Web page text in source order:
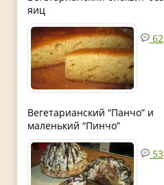
яиц
62
Вегетарианский “Панчо” и
маленький “Пинчо”
53